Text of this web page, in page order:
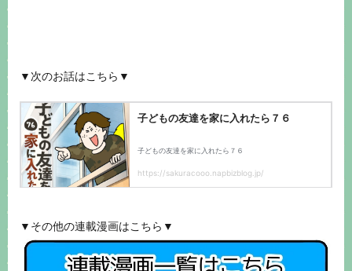
▼次のお話はこちら▼
▼その他の連載漫画はこちら▼